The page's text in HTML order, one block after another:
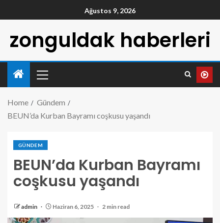
Ağustos 9, 2026
zonguldak haberleri
Home
Gündem
BEUN’da Kurban Bayramı coşkusu yaşandı
GÜNDEM
BEUN’da Kurban Bayramı
coşkusu yaşandı
admin Haziran 6, 2025 2 min read